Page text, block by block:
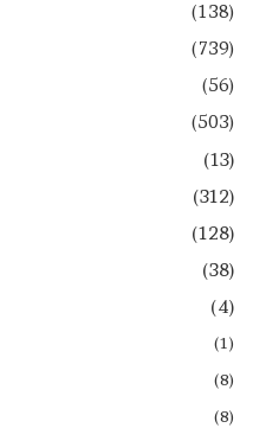
(138)
(739)
(56)
(503)
(13)
(312)
(128)
(38)
(4)
(1)
(8)
(8)